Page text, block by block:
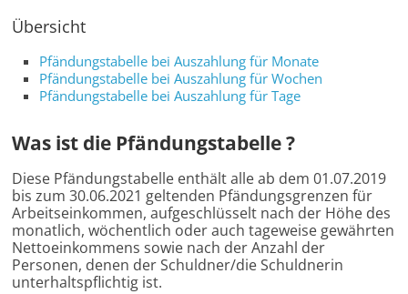
Übersicht
Pfändungstabelle bei Auszahlung für Monate
Pfändungstabelle bei Auszahlung für Wochen
Pfändungstabelle bei Auszahlung für Tage
Was ist die Pfändungstabelle ?
Diese Pfändungstabelle enthält alle ab dem 01.07.2019
bis zum 30.06.2021 geltenden Pfändungsgrenzen für
Arbeitseinkommen, aufgeschlüsselt nach der Höhe des
monatlich, wöchentlich oder auch tageweise gewährten
Nettoeinkommens sowie nach der Anzahl der
Personen, denen der Schuldner/die Schuldnerin
unterhaltspflichtig ist.